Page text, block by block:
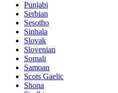
Punjabi
Serbian
Sesotho
Sinhala
Slovak
Slovenian
Somali
Samoan
Scots Gaelic
Shona